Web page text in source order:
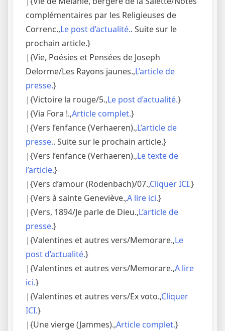
complémentaires par les Religieuses de
Correnc.,Le post d’actualité.. Suite sur le
prochain article.}
|{Vie, Poésies et Pensées de Joseph
Delorme/Les Rayons jaunes.,L’article de
presse.}
|{Victoire la rouge/5.,Le post d’actualité.}
|{Via Fora !.,Article complet.}
|{Vers l’enfance (Verhaeren).,L’article de
presse.. Suite sur le prochain article.}
|{Vers l’enfance (Verhaeren).,Le texte de
l’article.}
|{Vers d’amour (Rodenbach)/07.,Cliquer ICI.}
|{Vers à sainte Geneviève.,A lire ici.}
|{Vers, 1894/Je parle de Dieu.,L’article de
presse.}
|{Valentines et autres vers/Memorare.,Le
post d’actualité.}
|{Valentines et autres vers/Memorare.,A lire
ici.}
|{Valentines et autres vers/Ex voto.,Cliquer
ICI.}
|{Une vierge (Jammes).,Article complet.}